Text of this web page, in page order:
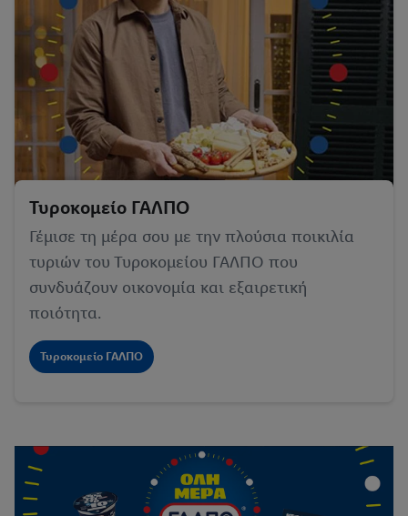
Τυροκομείο ΓΑΛΠΟ
Γέμισε τη μέρα σου με την πλούσια ποικιλία
τυριών του Τυροκομείου ΓΑΛΠΟ που
συνδυάζουν οικονομία και εξαιρετική
ποιότητα.
Τυροκομείο ΓΑΛΠΟ